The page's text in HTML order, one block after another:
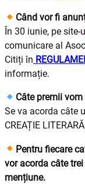
Când vor fi
În 30 iunie, pe site-ul
comunicare al
Citiți în
informație.
Câte premii vom
Se va acorda câte
CREAȚIE
Pentru fiecare
vor acorda câte
mențiune.